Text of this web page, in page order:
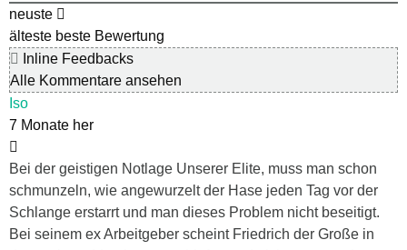
neuste
älteste beste Bewertung
Inline Feedbacks
Alle Kommentare ansehen
Iso
7 Monate her
Bei der geistigen Notlage Unserer Elite, muss man schon
schmunzeln, wie angewurzelt der Hase jeden Tag vor der
Schlange erstarrt und man dieses Problem nicht beseitigt.
Bei seinem ex Arbeitgeber scheint Friedrich der Große in